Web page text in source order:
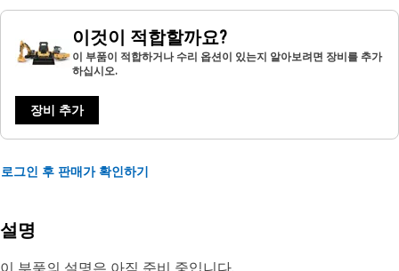
이것이 적합할까요?
이 부품이 적합하거나 수리 옵션이 있는지 알아보려면 장비를 추가
하십시오.
장비 추가
로그인 후 판매가 확인하기
설명